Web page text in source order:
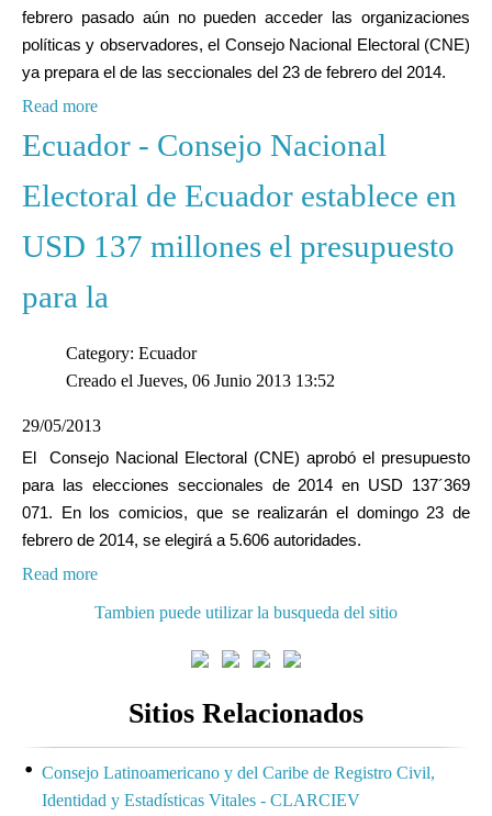
febrero pasado aún no pueden acceder las organizaciones
políticas y observadores, el Consejo Nacional Electoral (CNE)
ya prepara el de las seccionales del 23 de febrero del 2014.
Read more
Ecuador - Consejo Nacional
Electoral de Ecuador establece en
USD 137 millones el presupuesto
para la
Category: Ecuador
Creado el Jueves, 06 Junio 2013 13:52
29/05/2013
El Consejo Nacional Electoral (CNE) aprobó el presupuesto
para las elecciones seccionales de 2014 en USD 137´369
071. En los comicios, que se realizarán el domingo 23 de
febrero de 2014, se elegirá a 5.606 autoridades.
Read more
Tambien puede utilizar la busqueda del sitio
Sitios Relacionados
Consejo Latinoamericano y del Caribe de Registro Civil,
Identidad y Estadísticas Vitales - CLARCIEV